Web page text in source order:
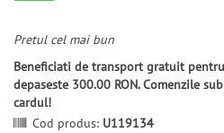
Pretul cel mai bun
Beneficiati de transport gratuit pentru
depaseste 300.00 RON. Comenzile
cardul!
Cod produs: U119134